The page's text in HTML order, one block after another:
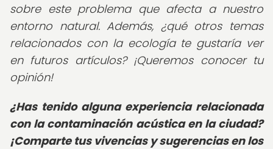
sobre este problema que afecta a nuestro
entorno natural. Además, ¿qué otros temas
relacionados con la ecología te gustaría ver
en futuros artículos? ¡Queremos conocer tu
opinión!
¿Has tenido alguna experiencia relacionada
con la contaminación acústica en la ciudad?
¡Comparte tus vivencias y sugerencias en los